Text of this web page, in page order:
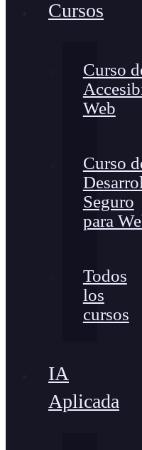
Cursos
Curso
Web
Curso
Seguro
para
Todos
los
cursos
IA
Aplicada